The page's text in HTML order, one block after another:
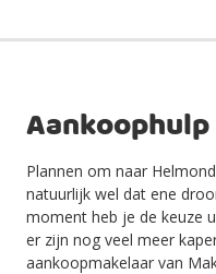
Plannen om naar
natuurlijk wel dat ene
moment heb je de keuze
er zijn nog veel meer
aankoopmakelaar van